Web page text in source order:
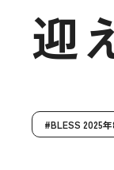
迎
BLESS 2025